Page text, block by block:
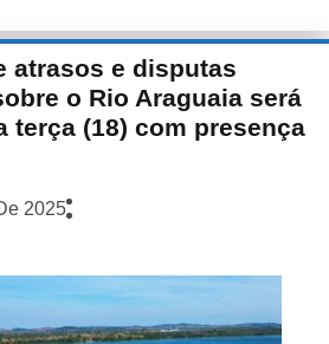
atrasos e disputas
o Rio Araguaia será
terça (18) com presença
2025